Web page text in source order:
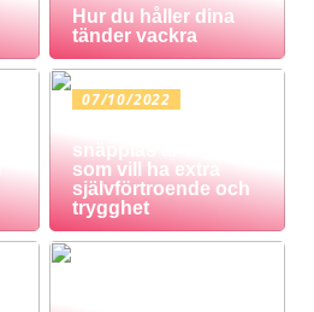
Hur du håller dina
tänder vackra
07/10/2022
snäpplås är för dig
som vill ha extra
självförtroende och
trygghet